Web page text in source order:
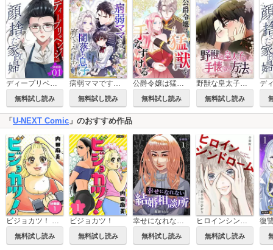
無料試し読み 無料試し読み 無料試し読み 無料試し読み
「U-NEXT Comic 」のおすすめ作品
ビジョカツ！ 【分冊版】
無料試し読み
ビジョカツ！
無料試し読み
幸せになれない結婚相談所 【分冊版】
無料試し読み
ヒロインシンドローム 【分冊版】
無料試し読み